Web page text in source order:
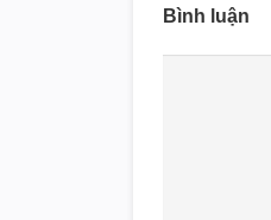
Bình luận